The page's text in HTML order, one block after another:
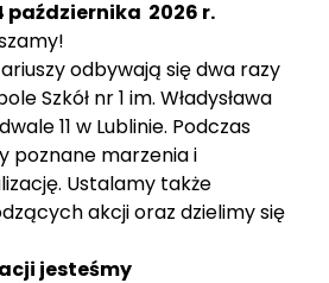
października 2026 r.
odbywają się dwa razy
Szkół nr 1 im. Władysława
11 w Lublinie. Podczas
poznane marzenia i
Ustalamy także
akcji oraz dzielimy się
jesteśmy